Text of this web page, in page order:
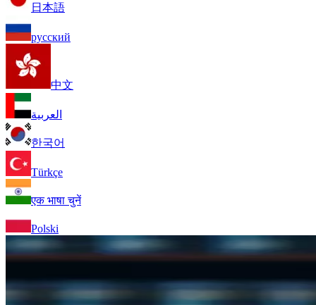
日本語
русский
中文
العربية
한국어
Türkçe
एक भाषा चुनें
Polski